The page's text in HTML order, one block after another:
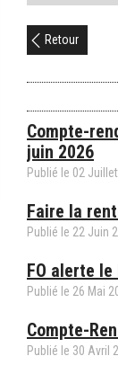
Retour
Compte-
juin 2026
Publié le 02 Juillet
Faire la
Publié le 22 Juin
FO alerte
Publié le 26 Mai
Compte-
Publié le 30 Avril